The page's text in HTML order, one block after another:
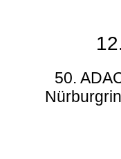
50.